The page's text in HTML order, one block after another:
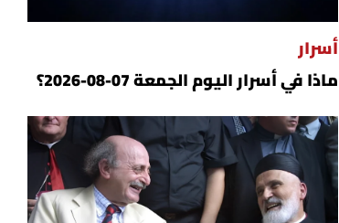
أسرار
ماذا في أسرار اليوم الجمعة 07-08-2026؟